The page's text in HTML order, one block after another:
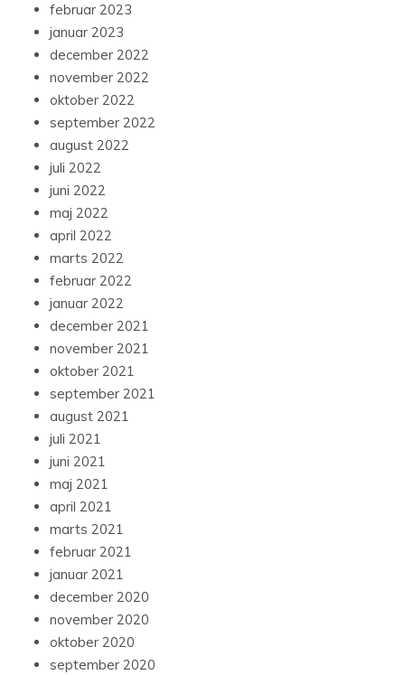
februar 2023
januar 2023
december 2022
november 2022
oktober 2022
september 2022
august 2022
juli 2022
juni 2022
maj 2022
april 2022
marts 2022
februar 2022
januar 2022
december 2021
november 2021
oktober 2021
september 2021
august 2021
juli 2021
juni 2021
maj 2021
april 2021
marts 2021
februar 2021
januar 2021
december 2020
november 2020
oktober 2020
september 2020